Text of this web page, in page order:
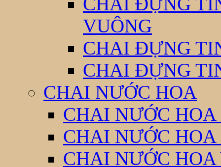
VUÔNG
CHAI ĐỰNG
CHAI ĐỰNG
CHAI NƯỚC HOA
CHAI NƯỚC
CHAI NƯỚC HOA
CHAI NƯỚC